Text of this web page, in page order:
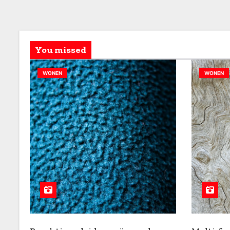
You missed
WONEN WONEN